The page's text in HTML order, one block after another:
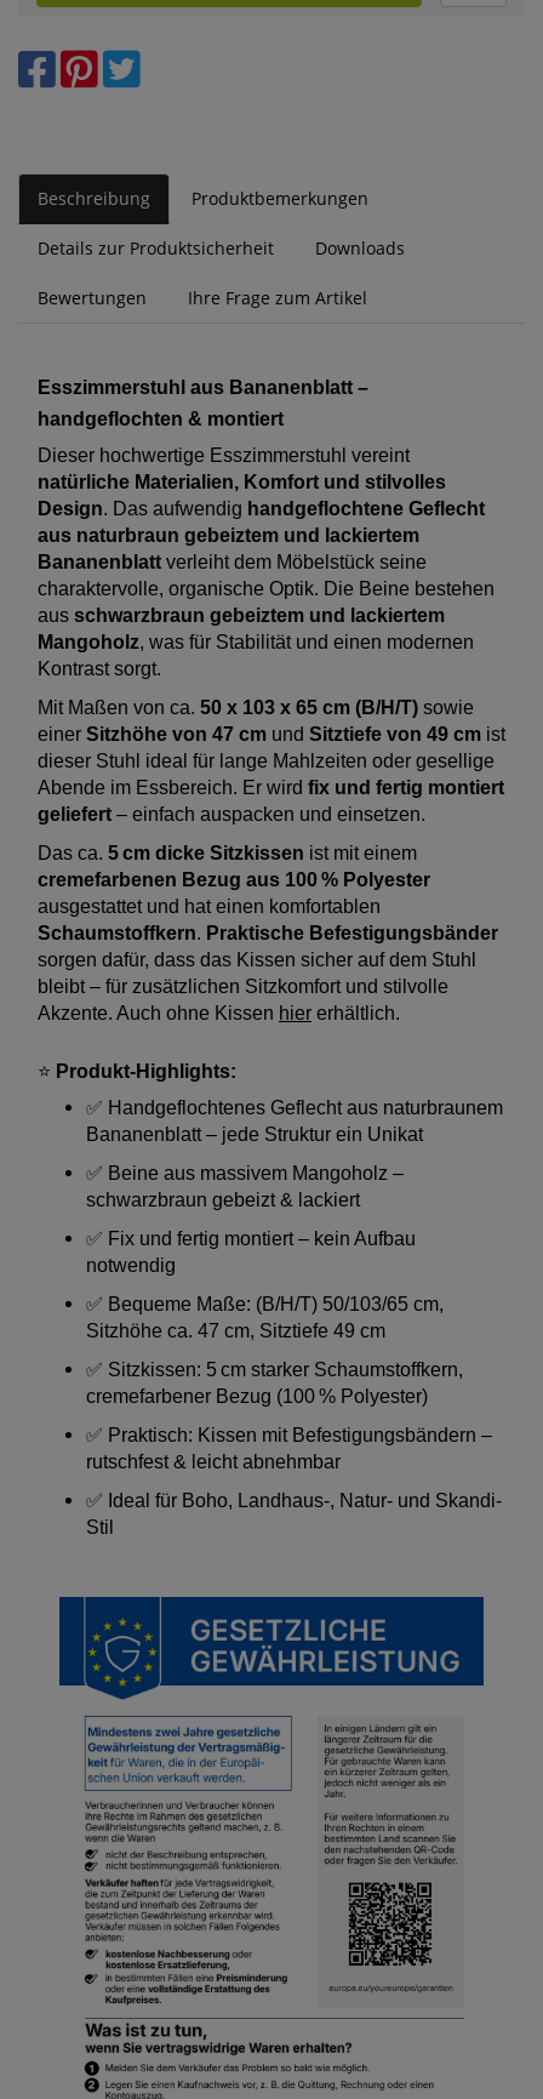
Beschreibung Produktbemerkungen
Details zur Produktsicherheit Downloads
Bewertungen Ihre Frage zum Artikel
Esszimmerstuhl aus Bananenblatt –
handgeflochten & montiert
Dieser hochwertige Esszimmerstuhl vereint
natürliche Materialien, Komfort und stilvolles
Design. Das aufwendig handgeflochtene Geflecht
aus naturbraun gebeiztem und lackiertem
Bananenblatt verleiht dem Möbelstück seine
charaktervolle, organische Optik. Die Beine bestehen
aus schwarzbraun gebeiztem und lackiertem
Mangoholz, was für Stabilität und einen modernen
Kontrast sorgt.
Mit Maßen von ca. 50 x 103 x 65 cm (B/H/T) sowie
einer Sitzhöhe von 47 cm und Sitztiefe von 49 cm ist
dieser Stuhl ideal für lange Mahlzeiten oder gesellige
Abende im Essbereich. Er wird fix und fertig montiert
geliefert – einfach auspacken und einsetzen.
Das ca. 5 cm dicke Sitzkissen ist mit einem
cremefarbenen Bezug aus 100 % Polyester
ausgestattet und hat einen komfortablen
Schaumstoffkern. Praktische Befestigungsbänder
sorgen dafür, dass das Kissen sicher auf dem Stuhl
bleibt – für zusätzlichen Sitzkomfort und stilvolle
Akzente. Auch ohne Kissen hier erhältlich.
⭐ Produkt-Highlights:
✅ Handgeflochtenes Geflecht aus naturbraunem
Bananenblatt – jede Struktur ein Unikat
✅ Beine aus massivem Mangoholz –
schwarzbraun gebeizt & lackiert
✅ Fix und fertig montiert – kein Aufbau
notwendig
✅ Bequeme Maße: (B/H/T) 50/103/65 cm,
Sitzhöhe ca. 47 cm, Sitztiefe 49 cm
✅ Sitzkissen: 5 cm starker Schaumstoffkern,
cremefarbener Bezug (100 % Polyester)
✅ Praktisch: Kissen mit Befestigungsbändern –
rutschfest & leicht abnehmbar
✅ Ideal für Boho, Landhaus-, Natur- und Skandi-
Stil